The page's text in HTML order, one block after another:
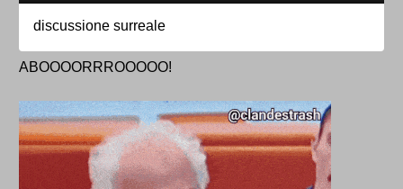
discussione surreale
ABOOOORRROOOOO!